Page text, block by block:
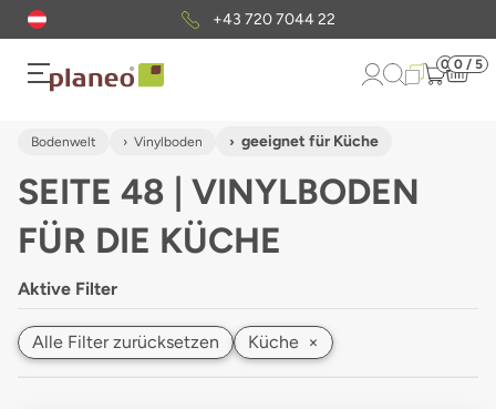
KostenloserMusterversand
0 0 / 5
Bodenwelt Vinylboden geeignet für Küche
SEITE 48 | VINYLBODEN
FÜR DIE KÜCHE
Aktive Filter
Alle Filter zurücksetzen Küche ×